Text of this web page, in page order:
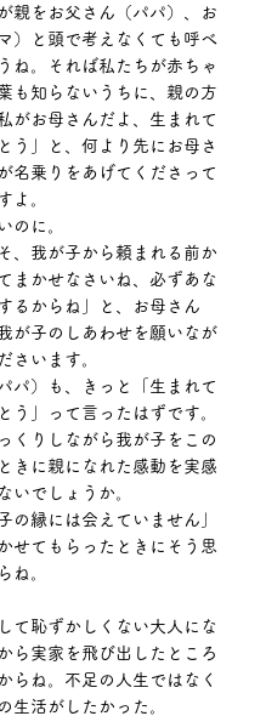
親をお父さん（パパ）、お
）と頭で考えなくても呼べ
ね。それば私たちが赤ちゃ
も知らないうちに、親の方
がお母さんだよ、生まれて
う」と、何より先にお母さ
名乗りをあげてくださって
よ。
のに。
、我が子から頼まれる前か
まかせなさいね、必ずあな
るからね」と、お母さん
が子のしあわせを願いなが
さいます。
パ）も、きっと「生まれて
う」って言ったはずです。
くりしながら我が子をこの
きに親になれた感動を実感
いでしょうか。
の縁には会えていません」
せてもらったときにそう思
ね。
て恥ずかしくない大人にな
ら実家を飛び出したところ
らね。不足の人生ではなく
生活がしたかった。